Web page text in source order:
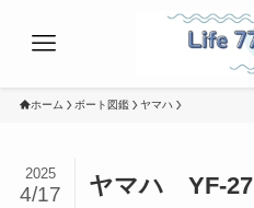
ホーム ボート図鑑 ヤマハ
ヤマハ YF-27
2025
4/17